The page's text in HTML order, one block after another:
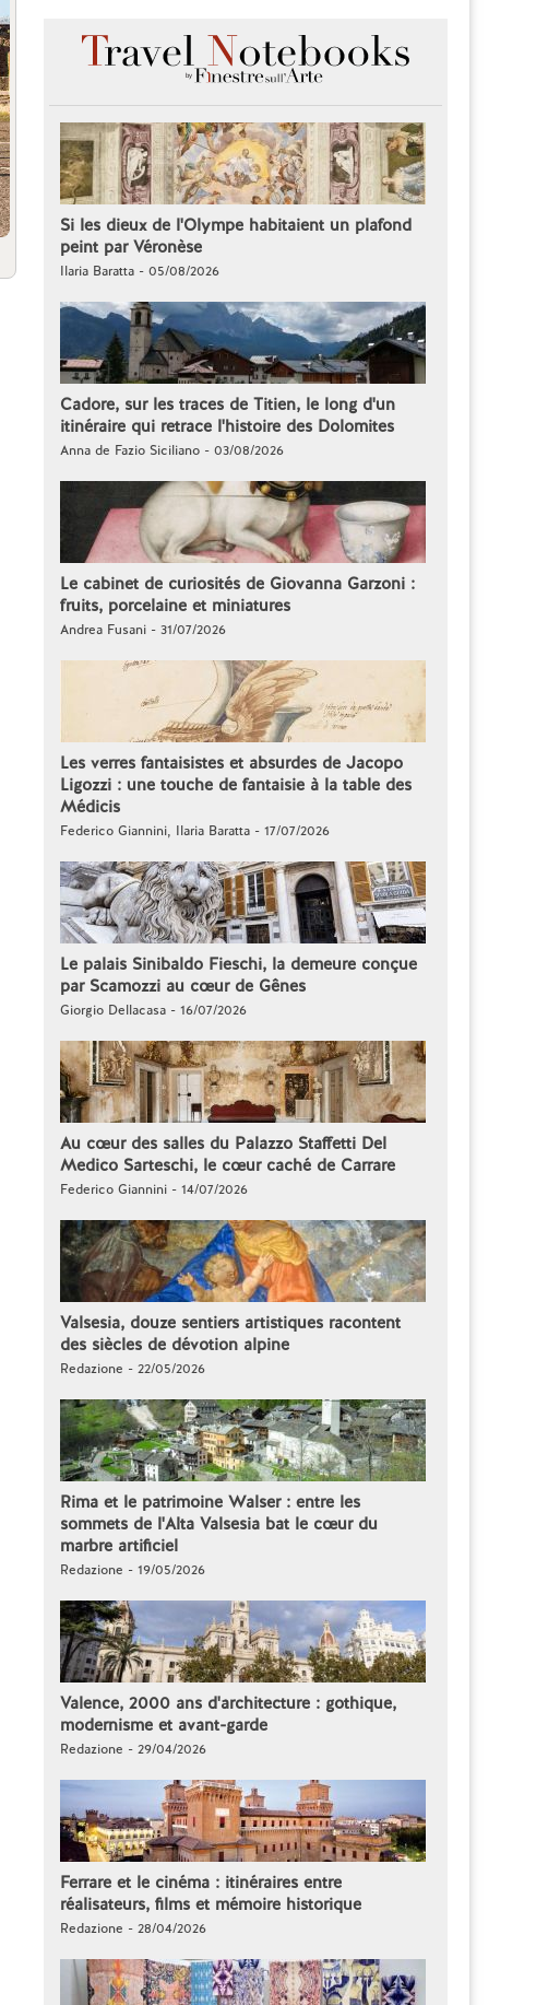
Si les dieux de l'Olympe habitaient un plafond
peint par Véronèse
Ilaria Baratta - 05/08/2026
Cadore, sur les traces de Titien, le long d'un
itinéraire qui retrace l'histoire des Dolomites
Anna de Fazio Siciliano - 03/08/2026
Le cabinet de curiosités de Giovanna Garzoni :
fruits, porcelaine et miniatures
Andrea Fusani - 31/07/2026
Les verres fantaisistes et absurdes de Jacopo
Ligozzi : une touche de fantaisie à la table des
Médicis
Federico Giannini, Ilaria Baratta - 17/07/2026
Le palais Sinibaldo Fieschi, la demeure conçue
par Scamozzi au cœur de Gênes
Giorgio Dellacasa - 16/07/2026
Au cœur des salles du Palazzo Staffetti Del
Medico Sarteschi, le cœur caché de Carrare
Federico Giannini - 14/07/2026
Valsesia, douze sentiers artistiques racontent
des siècles de dévotion alpine
Redazione - 22/05/2026
Rima et le patrimoine Walser : entre les
sommets de l'Alta Valsesia bat le cœur du
marbre artificiel
Redazione - 19/05/2026
Valence, 2000 ans d'architecture : gothique,
modernisme et avant-garde
Redazione - 29/04/2026
Ferrare et le cinéma : itinéraires entre
réalisateurs, films et mémoire historique
Redazione - 28/04/2026